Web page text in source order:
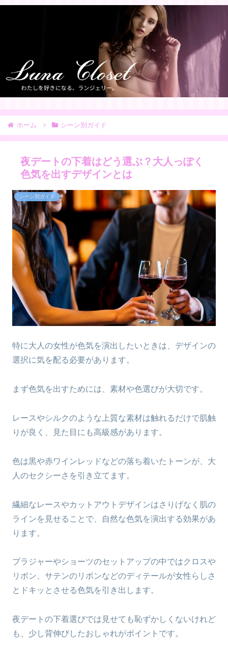
ホーム シーン別ガイド
夜デートの下着はどう選ぶ？大人っぽく
色気を出すデザインとは
シーン別ガイド
特に大人の女性が色気を演出したいときは、デザインの
選択に気を配る必要があります。
まず色気を出すためには、素材や色選びが大切です。
レースやシルクのような上質な素材は触れるだけで肌触
りが良く、見た目にも高級感があります。
色は黒や赤ワインレッドなどの落ち着いたトーンが、大
人のセクシーさを引き立てます。
繊細なレースやカットアウトデザインはさりげなく肌の
ラインを見せることで、自然な色気を演出する効果があ
ります。
ブラジャーやショーツのセットアップの中ではクロスや
リボン、サテンのリボンなどのディテールが女性らしさ
とドキッとさせる色気を引き出します。
夜デートの下着選びでは見せても恥ずかしくないけれど
も、少し背伸びしたおしゃれがポイントです。